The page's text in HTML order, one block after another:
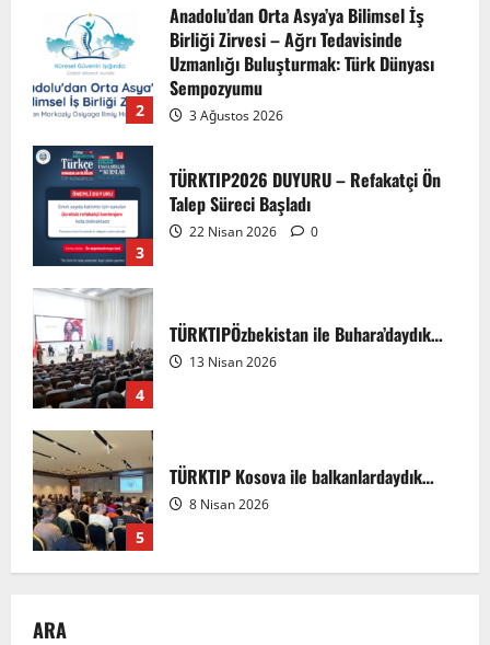
2
Anadolu’dan Orta Asya’ya Bilimsel İş
Birliği Zirvesi – Ağrı Tedavisinde
Uzmanlığı Buluşturmak: Türk Dünyası
Sempozyumu
3 Ağustos 2026
3
TÜRKTIP2026 DUYURU – Refakatçi Ön
Talep Süreci Başladı
22 Nisan 2026 0
4
TÜRKTIPÖzbekistan ile Buhara’daydık…
13 Nisan 2026
5
TÜRKTIP Kosova ile balkanlardaydık…
8 Nisan 2026
ARA